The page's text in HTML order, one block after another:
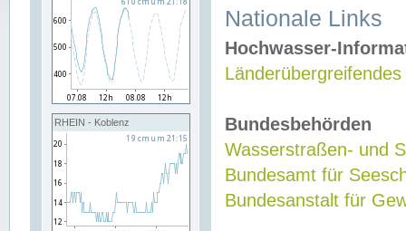
RHEIN - Koblenz
Nationale Links
Hochwasser-
Bundesbehörden
Wasserstraßen- und
Bundesamt für
Bundesanstalt für